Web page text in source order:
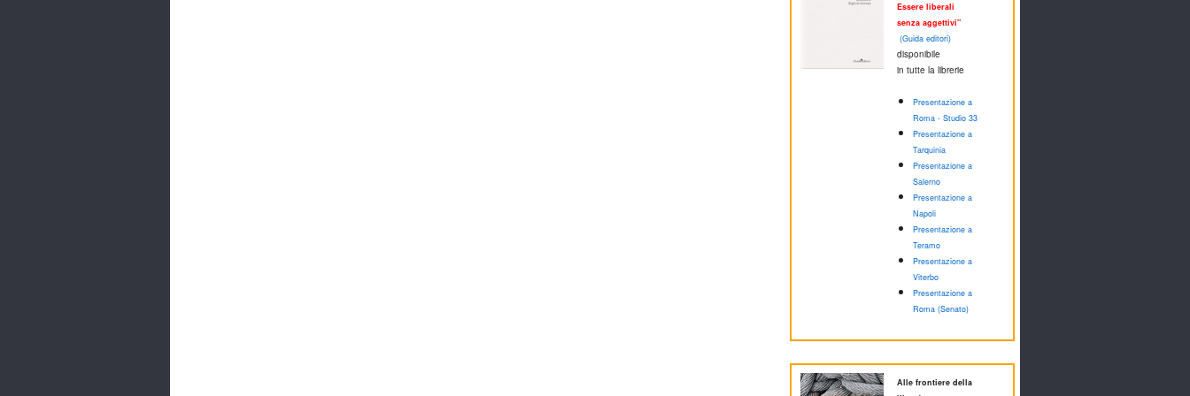
Essere liberali
senza aggettivi"
(Guida editori)
disponibile
in tutte la librerie
Presentazione a
Roma - Studio 33
Presentazione a
Tarquinia
Presentazione a
Salerno
Presentazione a
Napoli
Presentazione a
Teramo
Presentazione a
Viterbo
Presentazione a
Roma (Senato)
Alle frontiere della